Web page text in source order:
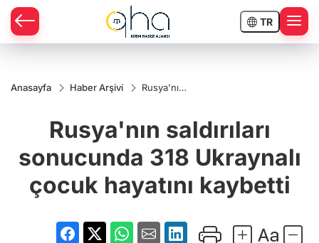
TR
Anasayfa Haber Arşivi
Rusya'nın
Ukraynalı
hayatını
kaybetti
Rusya'nın saldırıları
sonucunda 318 Ukraynalı
çocuk hayatını kaybetti